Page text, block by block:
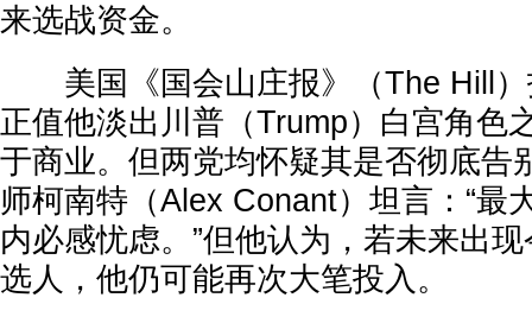
来选战资金。
美国《国会山庄报》（The Hill）
正值他淡出川普（Trump）白宫角色
于商业。但两党均怀疑其是否彻底告
师柯南特（Alex Conant）坦言：“最
内必感忧虑。”但他认为，若未来出
选人，他仍可能再次大笔投入。